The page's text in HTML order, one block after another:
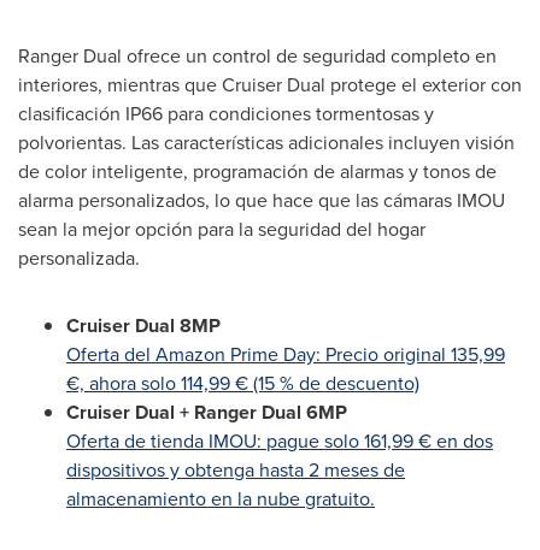
Ranger Dual ofrece un control de seguridad completo en
interiores, mientras que Cruiser Dual protege el exterior con
clasificación IP66 para condiciones tormentosas y
polvorientas. Las características adicionales incluyen visión
de color inteligente, programación de alarmas y tonos de
alarma personalizados, lo que hace que las cámaras IMOU
sean la mejor opción para la seguridad del hogar
personalizada.
Cruiser Dual 8MP
Oferta del Amazon Prime Day: Precio original 135,99
€, ahora solo 114,99 € (15 % de descuento)
Cruiser Dual + Ranger Dual 6MP
Oferta de tienda IMOU: pague solo 161,99 € en dos
dispositivos y obtenga hasta 2 meses de
almacenamiento en la nube gratuito.